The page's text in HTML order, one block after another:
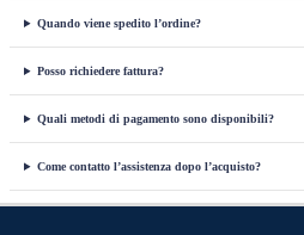
Quando viene spedito l’ordine?
Posso richiedere fattura?
Quali metodi di pagamento sono disponibili?
Come contatto l’assistenza dopo l’acquisto?